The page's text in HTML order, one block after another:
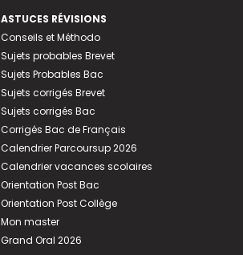
ASTUCES RÉVISIONS
Conseils et Méthodo
Sujets probables Brevet
Sujets Probables Bac
Sujets corrigés Brevet
Sujets corrigés Bac
Corrigés Bac de Français
Calendrier Parcoursup 2026
Calendrier vacances scolaires
Orientation Post Bac
Orientation Post Collège
Mon master
Grand Oral 2026